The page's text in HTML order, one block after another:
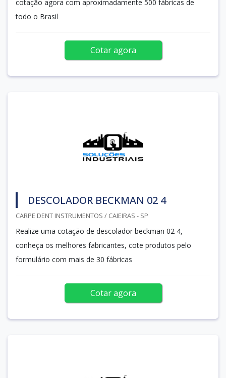
cotação agora com aproximadamente 500 fábricas de
todo o Brasil
Cotar agora
DESCOLADOR BECKMAN 02 4
CARPE DENT INSTRUMENTOS / CAIEIRAS - SP
Realize uma cotação de descolador beckman 02 4,
conheça os melhores fabricantes, cote produtos pelo
formulário com mais de 30 fábricas
Cotar agora